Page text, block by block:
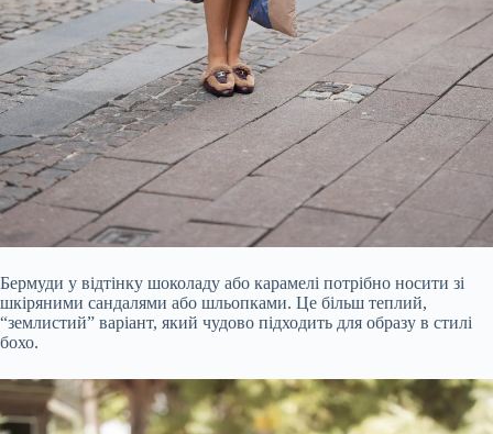
Бермуди у відтінку шоколаду або карамелі потрібно носити зі
шкіряними сандалями або шльопками. Це більш теплий,
“землистий” варіант, який чудово підходить для образу в стилі
бохо.